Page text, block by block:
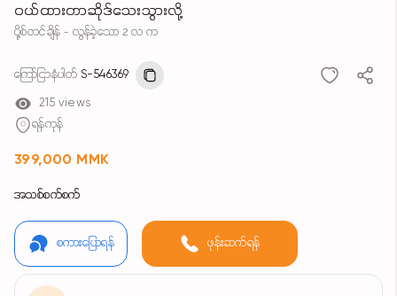
ဝယ်ထားတာဆိုဒ်သေးသွားလို့
ပို့စ်တင်ချိန် - လွန်ခဲ့သော 2 လ က
ကြော်ငြာနံပါတ် S-546369
215 views
ရန်ကုန်
399,000 MMK
အသစ်စက်စက်
စကားပြောရန် ဖုန်းဆက်ရန်